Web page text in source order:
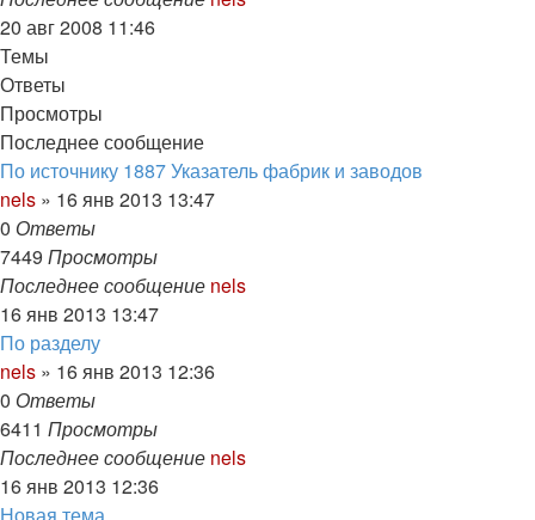
20 авг 2008 11:46
Темы
Ответы
Просмотры
Последнее сообщение
По источнику 1887 Указатель фабрик и заводов
nels » 16 янв 2013 13:47
0 Ответы
7449 Просмотры
Последнее сообщение nels
16 янв 2013 13:47
По разделу
nels » 16 янв 2013 12:36
0 Ответы
6411 Просмотры
Последнее сообщение nels
16 янв 2013 12:36